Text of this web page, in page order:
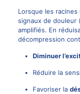
Lorsque les racines
signaux de douleur
amplifiés. En
décompression
Diminuer
Réduire la
Favoriser la